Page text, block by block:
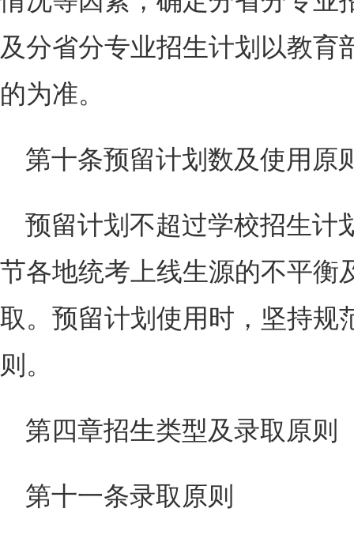
及分省分专业招生计划以教育
的为准。
第十条预留计划数及使用原
预留计划不超过学校招生计
节各地统考上线生源的不平衡
取。预留计划使用时，坚持规
则。
第四章招生类型及录取原则
第十一条录取原则